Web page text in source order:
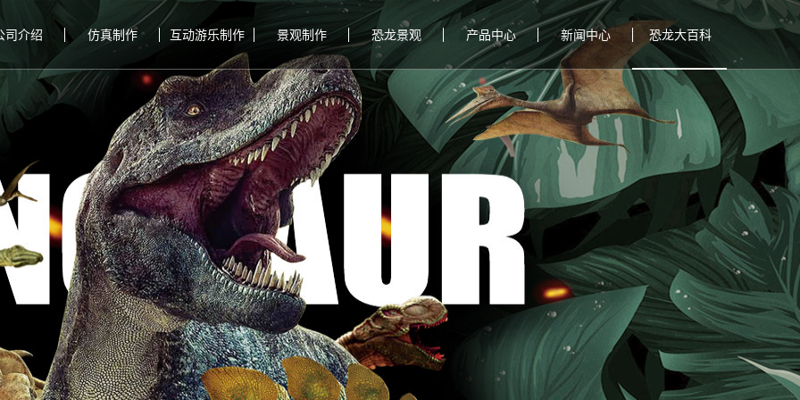
司介绍 仿真制作 互动游乐制作 景观制作 恐龙景观 产品中心 新闻中心 恐龙大百科